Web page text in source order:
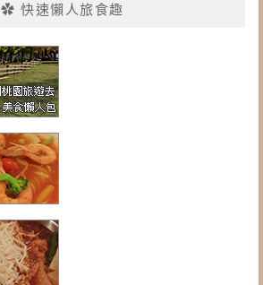
✿ 快速懶人旅食趣